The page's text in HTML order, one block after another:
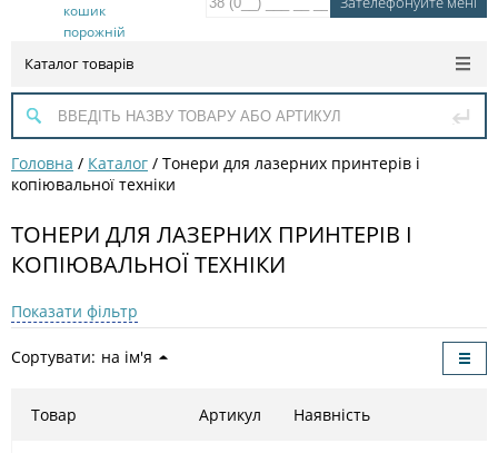
кошик
порожній
Каталог товарів
Головна / Каталог / Тонери для лазерних принтерів і
копіювальної техніки
ТОНЕРИ ДЛЯ ЛАЗЕРНИХ ПРИНТЕРІВ І
КОПІЮВАЛЬНОЇ ТЕХНІКИ
Показати фільтр
Сортувати: на ім'я
Товар Артикул Наявність